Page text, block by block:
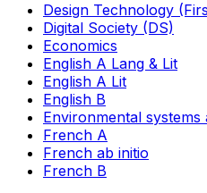
Design Technology
Digital Society (DS)
Economics
English A Lang & Lit
English A Lit
English B
Environmental systems
French A
French ab initio
French B